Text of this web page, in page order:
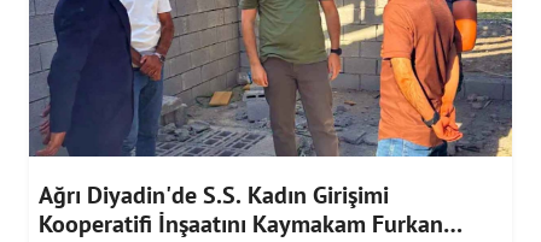
Ağrı Diyadin'de S.S. Kadın Girişimi
Kooperatifi İnşaatını Kaymakam Furkan